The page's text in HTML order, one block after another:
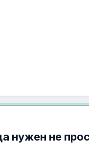
нужен не